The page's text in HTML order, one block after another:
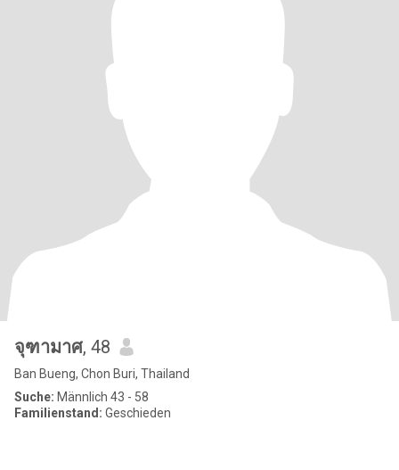
จุฑามาศ, 48
Ban Bueng, Chon Buri, Thailand
Suche: Männlich 43 - 58
Familienstand: Geschieden